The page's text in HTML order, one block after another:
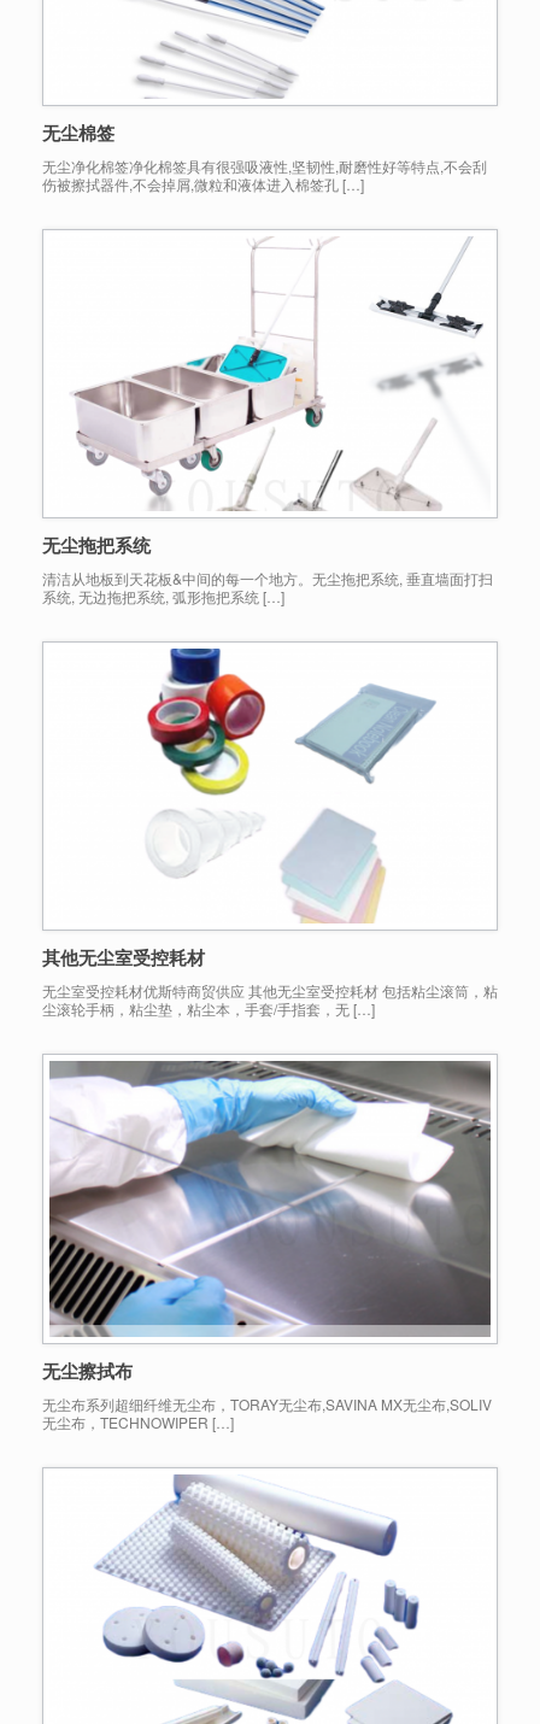
无尘棉签
无尘净化棉签净化棉签具有很强吸液性,坚韧性,耐磨性好等特点,不会刮
伤被擦拭器件,不会掉屑,微粒和液体进入棉签孔 […]
无尘拖把系统
清洁从地板到天花板&中间的每一个地方。无尘拖把系统, 垂直墙面打扫
系统, 无边拖把系统, 弧形拖把系统 […]
其他无尘室受控耗材
无尘室受控耗材优斯特商贸供应 其他无尘室受控耗材 包括粘尘滚筒，粘
尘滚轮手柄，粘尘垫，粘尘本，手套/手指套，无 […]
无尘擦拭布
无尘布系列超细纤维无尘布，TORAY无尘布,SAVINA MX无尘布,SOLIV
无尘布，TECHNOWIPER […]